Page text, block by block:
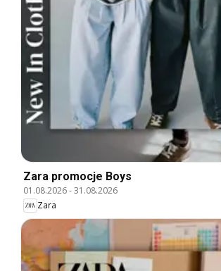
Zara promocje Boys
01.08.2026-31.08.2026
Zara